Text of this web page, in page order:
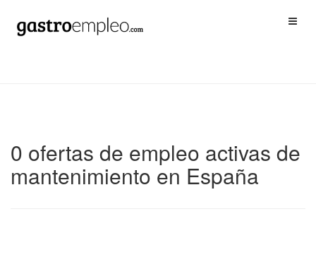
0 ofertas de empleo activas de
mantenimiento en España